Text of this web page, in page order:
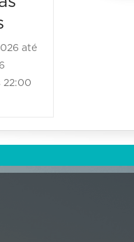
até
22:00